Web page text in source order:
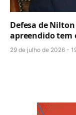
Defesa de
apreendido tem
29 de julho de 2026 -